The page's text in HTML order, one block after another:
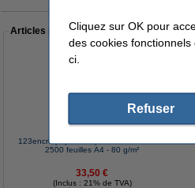
Articles populaires auprès des clients
123encre papier d'impression 1 boîte de
2500 feuilles A4 - 80 g/m²
33,50 €
(Inclus : 21% de TVA)
Cliquez sur OK pour
des cookies
ci.
Refuser